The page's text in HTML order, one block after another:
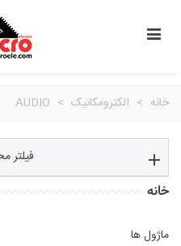
خانه > الکترومکانیک >
AUDIO
فیلتر
خانه
ماژول ها